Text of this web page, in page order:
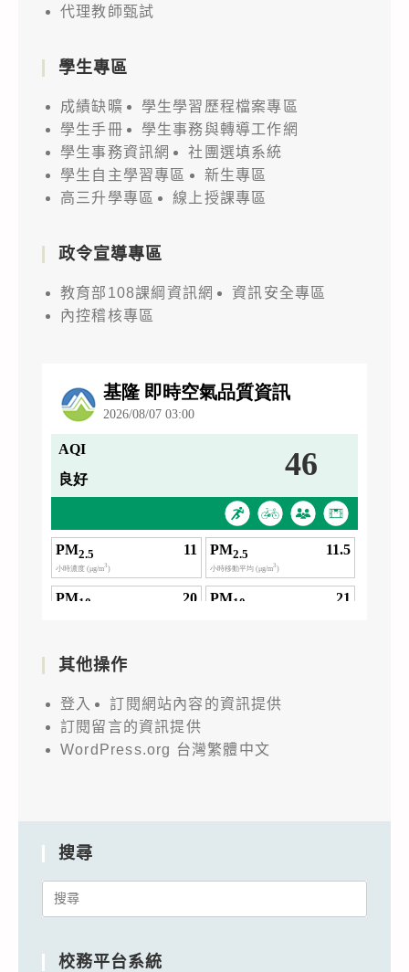
代理教師甄試
學生專區
成績缺曠
學生學習歷程檔案專區
學生手冊
學生事務與轉導工作網
學生事務資訊網
社團選填系統
學生自主學習專區
新生專區
高三升學專區
線上授課專區
政令宣導專區
教育部108課綱資訊網
資訊安全專區
內控稽核專區
其他操作
登入
訂閱網站內容的資訊提供
訂閱留言的資訊提供
WordPress.org 台灣繁體中文
搜尋
Search
校務平台系統